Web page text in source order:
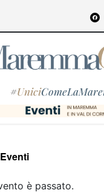
#Unici
è passato.